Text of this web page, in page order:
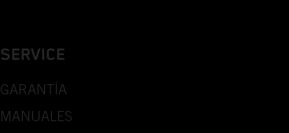
SERVICE
GARANTÍA
MANUALES